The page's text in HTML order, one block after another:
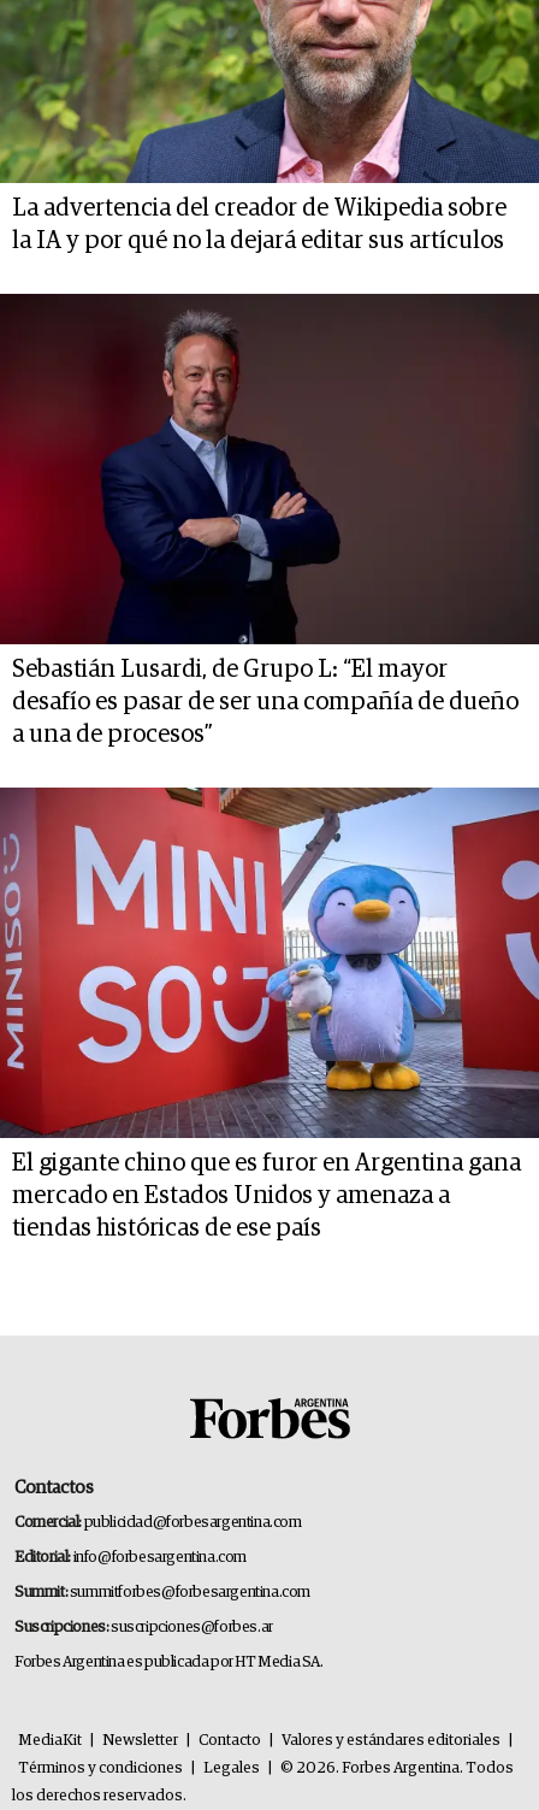
La advertencia del creador de Wikipedia sobre
la IA y por qué no la dejará editar sus artículos
Sebastián Lusardi, de Grupo L: “El mayor
desafío es pasar de ser una compañía de dueño
a una de procesos”
El gigante chino que es furor en Argentina gana
mercado en Estados Unidos y amenaza a
tiendas históricas de ese país
Contactos
Comercial:publicidad@forbesargentina.com
Editorial:info@forbesargentina.com
Summit:summitforbes@forbesargentina.com
Suscripciones:suscripciones@forbes.ar
Forbes Argentina es publicada por HT Media SA.
MediaKit Newsletter Contacto Valores y estándares editoriales
Términos y condiciones
Legales
© 2026. Forbes Argentina. Todos
los derechos reservados.